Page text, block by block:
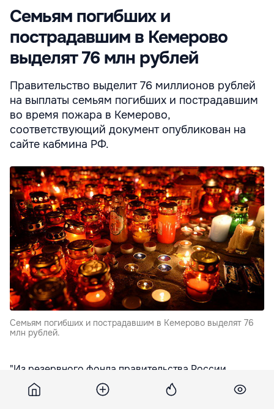
Семьям погибших и
пострадавшим в Кемерово
выделят 76 млн рублей
Правительство выделит 76 миллионов рублей
на выплаты семьям погибших и пострадавшим
во время пожара в Кемерово,
соответствующий документ опубликован на
сайте кабмина РФ.
Семьям погибших и пострадавшим в Кемерово выделят 76
млн рублей.
"Из резервного фонда правительства России
выделяются бюджетные ассигнования в размере 76
миллионов рублей на выплату единовременного